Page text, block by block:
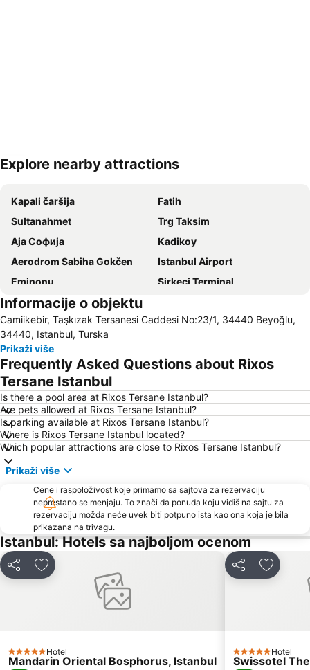
Explore nearby attractions
Kapali čaršija
Fatih
Sultanahmet
Trg Taksim
Аја Софија
Kadikoy
Aerodrom Sabiha Gokčen
Istanbul Airport
Eminonu
Sirkeci Terminal
Besiktas
Belgrade Forest
Istiklal Street
Bosphorus
Bosphorus Bridge
Acibadem Subway Station
Karakoy Limani
Esenler Bus Terminal
Bakırköy
Sefakoy
Buyukcekmece
Lale Festivali
Selimpasa
Galata Bridge
Golden Horn
Halic Subway Station
Eyup Sultan Mosque
Arnavutkoy Art Gallery
Topkapı Palace
Nisantasi shopping district
Kumkapi
Palata Dolmabahče
Zeytinburnu
Istanbul Anatolian Side
INTERMOB
Plava Džamija
Informacije o objektu
Camiikebir, Taşkızak Tersanesi Caddesi No:23/1, 34440 Beyoğlu,
34440, Istanbul, Turska
Prikaži više
Frequently Asked Questions about Rixos
Tersane Istanbul
Is there a pool area at Rixos Tersane Istanbul?
Are pets allowed at Rixos Tersane Istanbul?
Is parking available at Rixos Tersane Istanbul?
Where is Rixos Tersane Istanbul located?
Which popular attractions are close to Rixos Tersane Istanbul?
Prikaži više
Cene i raspoloživost koje primamo sa sajtova za rezervaciju
neprestano se menjaju. To znači da ponuda koju vidiš na sajtu za
rezervaciju možda neće uvek biti potpuno ista kao ona koja je bila
prikazana na trivagu.
Istanbul: Hotels sa najboljom ocenom
Deli Dodati u favorite
5 Zvezdice
Hotel
Mandarin Oriental Bosphorus, Istanbul
Deli Dodati
5 Zvezdice
Hotel
Swissotel